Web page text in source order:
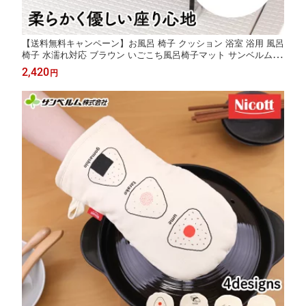
【送料無料キャンペーン】お風呂 椅子 クッション 浴室 浴用 風呂
椅子 水濡れ対応 ブラウン いごこち風呂椅子マット サンベルム(s
anbelm)
2,420 円